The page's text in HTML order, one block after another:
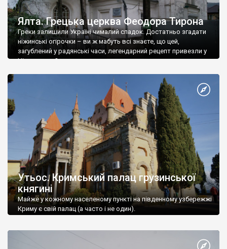
Ялта. Грецька церква Феодора Тирона
Греки залишили Україні чималий спадок. Достатньо згадати
ніжинські огірочки – ви ж мабуть всі знаєте, що цей,
загублений у радянські часи, легендарний рецепт привезли у
Ніжин греки?
Утьос. Кримський палац грузинської
княгині
Майже у кожному населеному пункті на південному узбережжі
Криму є свій палац (а часто і не один).